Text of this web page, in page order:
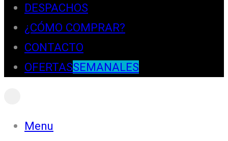
DESPACHOS
¿CÓMO COMPRAR?
CONTACTO
OFERTASSEMANALES
Menu